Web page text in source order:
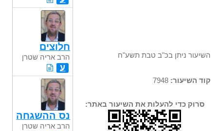
השיעור ניתן בכ"ב טבת תשע"ח
קוד השיעור:
סרוק כדי להעלות את השיעור באתר:
חלוצים
הרב אריה שטרן
ע
נס ההשגחה
הרב אריה שטרן